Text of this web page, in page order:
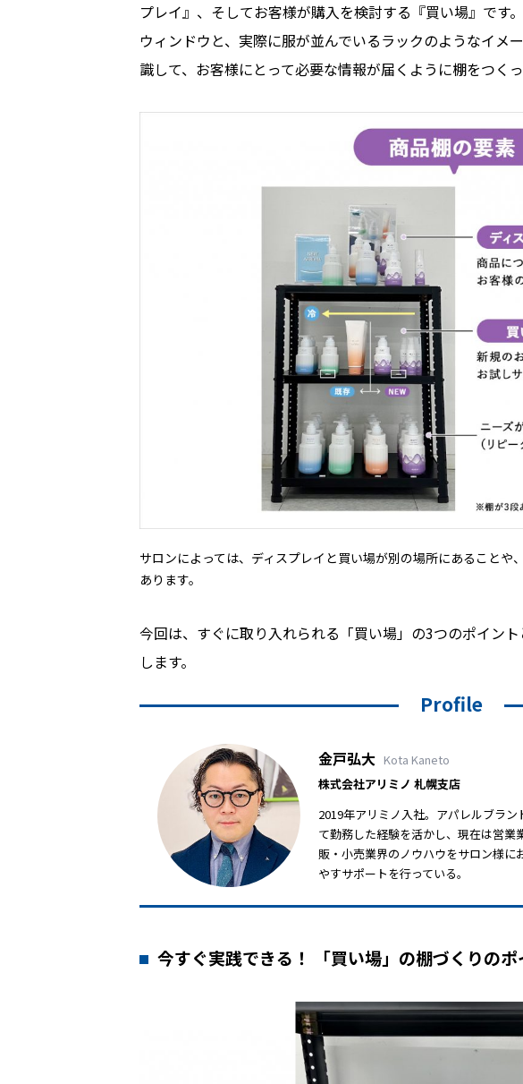
プレイ』、そしてお客様が購入を検討する『買い場』です
ウィンドウと、実際に服が並んでいるラックのようなイメ
識して、お客様にとって必要な情報が届くように棚をつく
サロンによっては、ディスプレイと買い場が別の場所にあることや
あります。
今回は、すぐに取り入れられる「買い場」の3つのポイン
します。
Profile
金戸弘大 Kota Kaneto
株式会社アリミノ 札幌支店
2019年アリミノ入社。アパレルブラ
て勤務した経験を活かし、現在は営業
販・小売業界のノウハウをサロン様
やすサポートを行っている。
今すぐ実践できる！ 「買い場」の棚づくりのポ